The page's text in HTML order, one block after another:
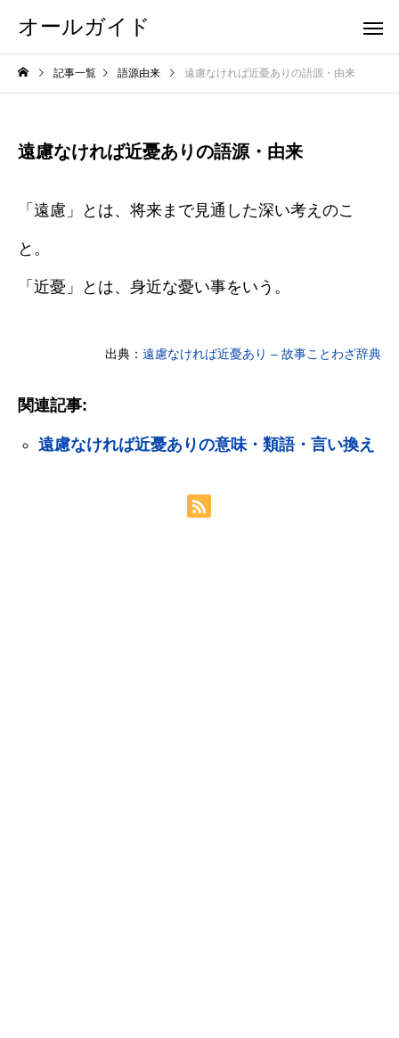
オールガイド
記事一覧 語源由来 遠慮なければ近憂ありの語源・由来
遠慮なければ近憂ありの語源・由来
「遠慮」とは、将来まで見通した深い考えのこ
と。
「近憂」とは、身近な憂い事をいう。
出典： 遠慮なければ近憂あり – 故事ことわざ辞典
関連記事:
遠慮なければ近憂ありの意味・類語・言い換え